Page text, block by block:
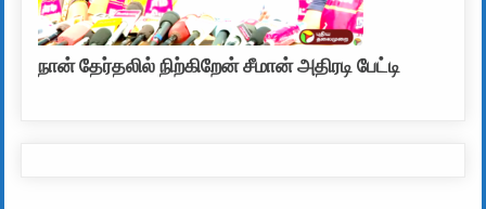
நான் தேர்தலில் நிற்கிறேன் சீமான் அதிரடி பேட்டி